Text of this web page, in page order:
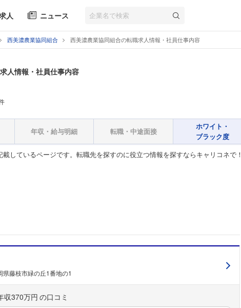
人 ニュース
西美濃農業協同組合 西美濃農業協同組合の転職求人情報・社員仕事内容
人情報・社員仕事内容
年収・給与明細 転職・中途面接
ホワイト・
ブラック度
しているページです。転職先を探すのに役立つ情報を探すならキャリコネで！
県藤枝市緑の丘1番地の1
収370万円